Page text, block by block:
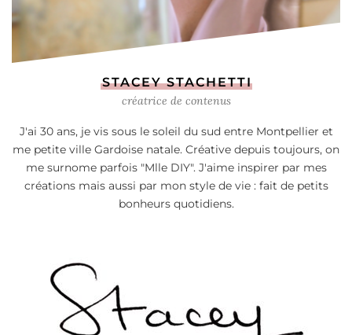
STACEY STACHETTI
créatrice de contenus
J'ai 30 ans, je vis sous le soleil du sud entre Montpellier et
me petite ville Gardoise natale. Créative depuis toujours, on
me surnome parfois "Mlle DIY". J'aime inspirer par mes
créations mais aussi par mon style de vie : fait de petits
bonheurs quotidiens.